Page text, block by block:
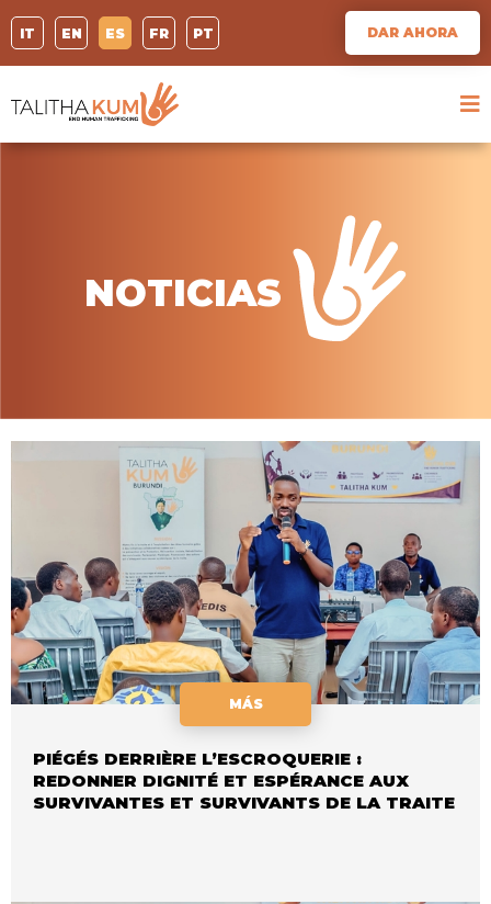
IT EN ES FR PT DAR AHORA
NOTICIAS
MÁS
PIÉGÉS DERRIÈRE L’ESCROQUERIE :
REDONNER DIGNITÉ ET ESPÉRANCE AUX
SURVIVANTES ET SURVIVANTS DE LA TRAITE